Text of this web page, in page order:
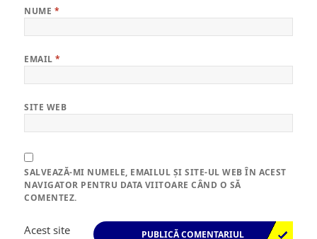
NUME *
EMAIL*
SITE WEB
SALVEAZĂ-MI NUMELE, EMAILUL ȘI SITE-UL WEB ÎN ACEST
NAVIGATOR PENTRU DATA VIITOARE CÂND O SĂ
COMENTEZ.
Acest site